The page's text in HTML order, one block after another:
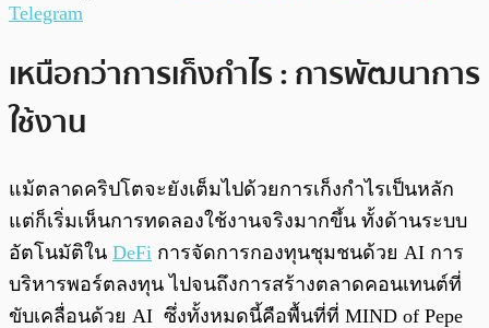
Telegram
เหนือกว่าการเก็งกำไร : การพัฒนาการ
ใช้งาน
แม้ตลาดคริปโตจะยังเต็มไปด้วยการเก็งกำไรเป็นหลัก
แต่ก็เริ่มเห็นการทดลองใช้งานจริงมากขึ้น ทั้งด้านระบบ
อัตโนมัติใน DeFi การจัดการกองทุนชุมชนด้วย AI การ
บริหารพอร์ตลงทุน ไปจนถึงการสร้างตลาดคอนเทนต์ที่
ขับเคลื่อนด้วย AI ซึ่งทั้งหมดนี้คือพื้นที่ที่ MIND of Pepe